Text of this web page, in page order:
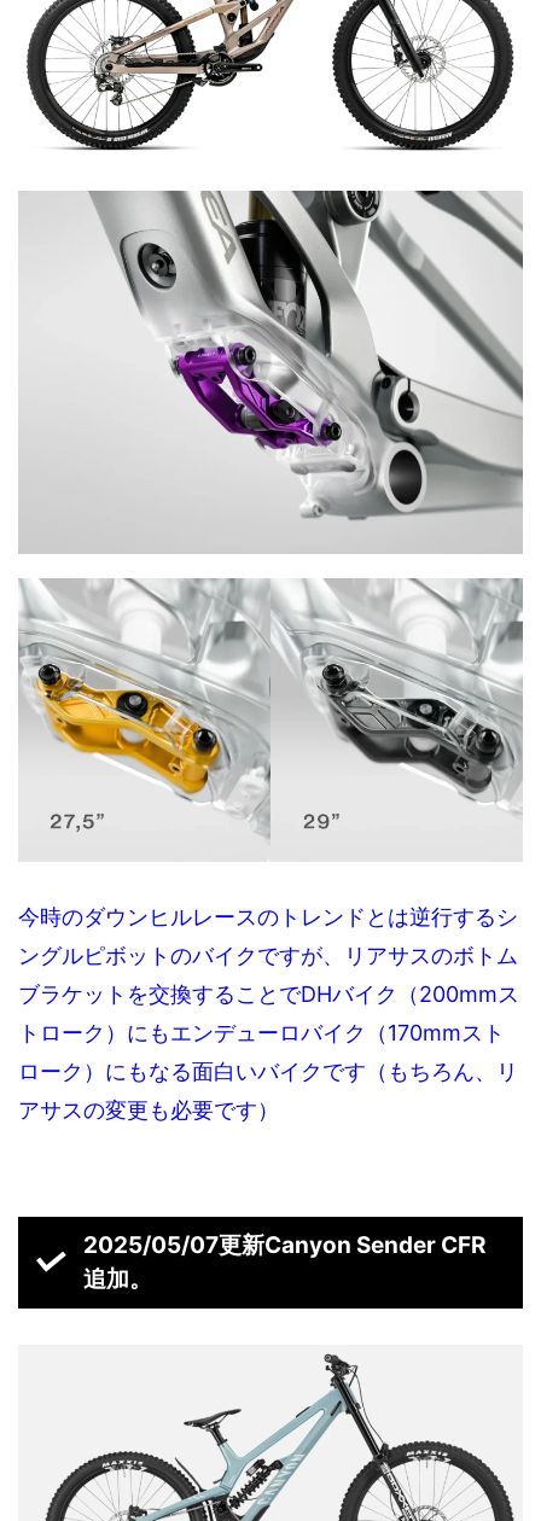
今時のダウンヒルレースのトレンドとは逆行するシ
ングルピボットのバイクですが、リアサスのボトム
ブラケットを交換することでDHバイク（200mmス
トローク）にもエンデューロバイク（170mmスト
ローク）にもなる面白いバイクです（もちろん、リ
アサスの変更も必要です）
2025/05/07更新Canyon Sender CFR
追加。